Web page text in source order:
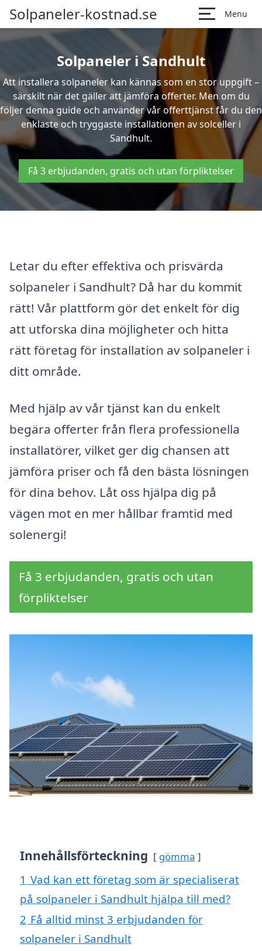
Solpaneler-kostnad.se Menu
Solpaneler i Sandhult
Att installera solpaneler kan kännas som en stor uppgift –
särskilt när det gäller att jämföra offerter. Men om du
följer denna guide och använder vår offerttjänst får du den
enklaste och tryggaste installationen av solceller i
Sandhult.
Få 3 erbjudanden, gratis och utan förpliktelser
Letar du efter effektiva och prisvärda
solpaneler i Sandhult? Då har du kommit
rätt! Vår plattform gör det enkelt för dig
att utforska dina möjligheter och hitta
rätt företag för installation av solpaneler i
ditt område.
Med hjälp av vår tjänst kan du enkelt
begära offerter från flera professionella
installatörer, vilket ger dig chansen att
jämföra priser och få den bästa lösningen
för dina behov. Låt oss hjälpa dig på
vägen mot en mer hållbar framtid med
solenergi!
Få 3 erbjudanden, gratis och utan
förpliktelser
Innehållsförteckning gömma
1 Vad kan ett företag som är specialiserat
på solpaneler i Sandhult hjälpa till med?
2 Få alltid minst 3 erbjudanden för
solpaneler i Sandhult